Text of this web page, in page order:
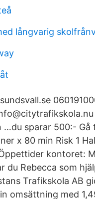
långvarig
sparar 500:- Gå
x 80 min Risk 1
kontoret:
du Rebecca som
Trafikskola AB
omsättning med